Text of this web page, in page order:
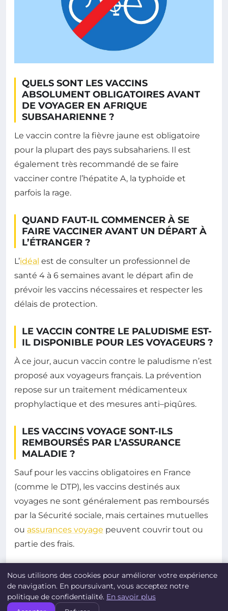
QUELS SONT LES VACCINS
ABSOLUMENT OBLIGATOIRES AVANT
DE VOYAGER EN AFRIQUE
SUBSAHARIENNE ?
Le vaccin contre la fièvre jaune est obligatoire
pour la plupart des pays subsahariens. Il est
également très recommandé de se faire
vacciner contre l’hépatite A, la typhoïde et
parfois la rage.
QUAND FAUT-IL COMMENCER À SE
FAIRE VACCINER AVANT UN DÉPART À
L’ÉTRANGER ?
L’idéal est de consulter un professionnel de
santé 4 à 6 semaines avant le départ afin de
prévoir les vaccins nécessaires et respecter les
délais de protection.
LE VACCIN CONTRE LE PALUDISME EST-
IL DISPONIBLE POUR LES VOYAGEURS ?
À ce jour, aucun vaccin contre le paludisme n’est
proposé aux voyageurs français. La prévention
repose sur un traitement médicamenteux
prophylactique et des mesures anti–piqûres.
LES VACCINS VOYAGE SONT-ILS
REMBOURSÉS PAR L’ASSURANCE
MALADIE ?
Sauf pour les vaccins obligatoires en France
(comme le DTP), les vaccins destinés aux
voyages ne sont généralement pas remboursés
par la Sécurité sociale, mais certaines mutuelles
ou assurances voyage peuvent couvrir tout ou
partie des frais.
PEUT-ON SE FAIRE VACCINER DANS
UNE PHARMACIE AVANT DE PARTIR ?
Certaines pharmacies proposent désormais la
Nous utilisons des cookies pour améliorer votre expérience
de navigation. En poursuivant, vous acceptez notre
politique de confidentialité. En savoir plus